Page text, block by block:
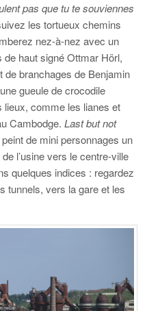
pas que tu te souviennes
les tortueux chemins
nez-à-nez avec un
haut signé Ottmar Hörl,
de branchages de Benjamin
gueule de crocodile
comme les lianes et
Cambodge. Last but not
de mini personnages un
l’usine vers le centre-ville
quelques indices : regardez
tunnels, vers la gare et les